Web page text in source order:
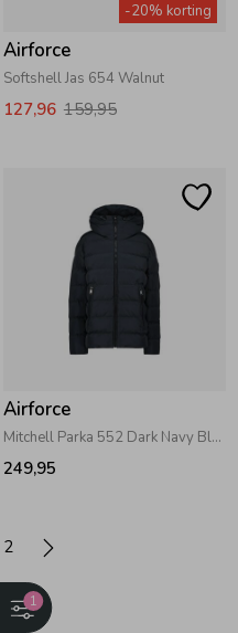
-20% korting
Airforce
Softshell Jas 654 Walnut
127,96 159,95
Airforce
Mitchell Parka 552 Dark Navy Blue
249,95
2
1